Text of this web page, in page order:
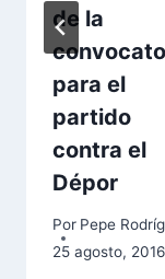
de la
para el
partido
contra el
Dépor
Por Pepe
25 agosto, 2016